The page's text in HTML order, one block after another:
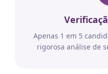
Apenas 1 em 5
rigorosa análise de